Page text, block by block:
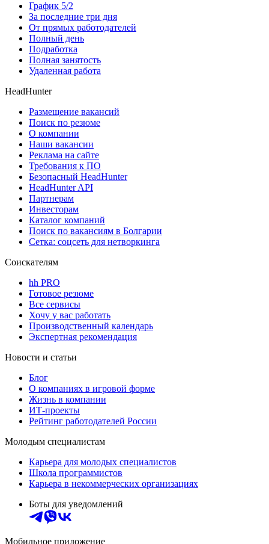
График 5/2
За последние три дня
От прямых работодателей
Полный день
Подработка
Полная занятость
Удаленная работа
HeadHunter
Размещение вакансий
Поиск по резюме
О компании
Наши вакансии
Реклама на сайте
Требования к ПО
Безопасный HeadHunter
HeadHunter API
Партнерам
Инвесторам
Каталог компаний
Поиск по вакансиям в Болгарии
Сетка: соцсеть для нетворкинга
Соискателям
hh PRO
Готовое резюме
Все сервисы
Хочу у вас работать
Производственный календарь
Экспертная рекомендация
Новости и статьи
Блог
О компаниях в игровой форме
Жизнь в компании
ИТ-проекты
Рейтинг работодателей России
Молодым специалистам
Карьера для молодых специалистов
Школа программистов
Карьера в некоммерческих организациях
Боты для уведомлений
Мобильное приложение